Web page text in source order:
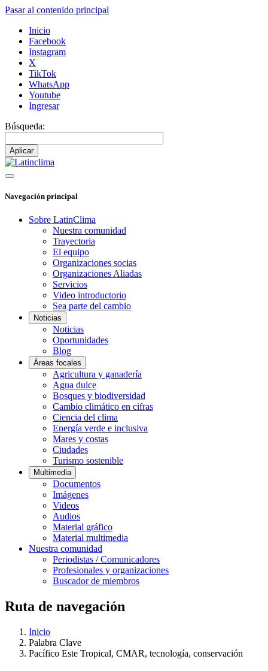
Pasar al contenido principal
Inicio
Facebook
Instagram
X
TikTok
WhatsApp
Youtube
Ingresar
Búsqueda:
Navegación principal
Sobre LatinClima
Nuestra comunidad
Trayectoria
El equipo
Organizaciones socias
Organizaciones Aliadas
Servicios
Video introductorio
Sea parte del cambio
Noticias
Noticias
Oportunidades
Blog
Áreas focales
Agricultura y ganadería
Agua dulce
Bosques y biodiversidad
Cambio climático en cifras
Ciencia del clima
Energía verde e inclusiva
Mares y costas
Ciudades
Turismo sostenible
Multimedia
Documentos
Imágenes
Videos
Audios
Material gráfico
Material multimedia
Nuestra comunidad
Periodistas / Comunicadores
Profesionales y organizaciones
Buscador de miembros
Ruta de navegación
Inicio
Palabra Clave
Pacífico Este Tropical, CMAR, tecnología, conservación